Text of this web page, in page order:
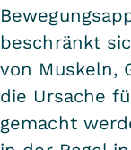
beschränkt
von Muskeln,
die Ursache
gemacht